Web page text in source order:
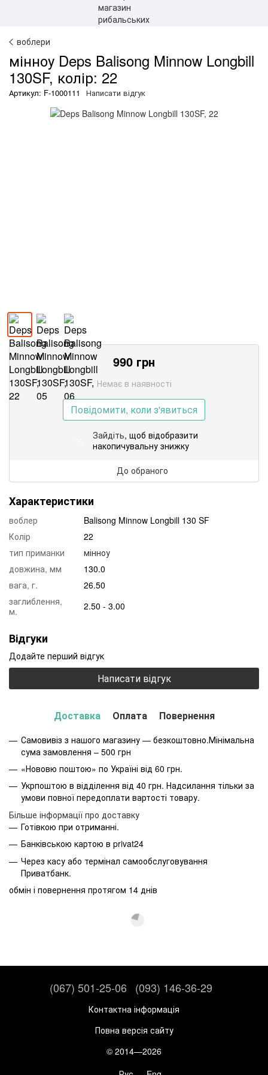
воблери
мінноу Deps Balisong Minnow Longbill
130SF, колір: 22
Артикул: F-1000111 Написати відгук
990 грн
Немає в наявності
Повідомити, коли з'явиться
Зайдіть, щоб відобразити
накопичувальну знижку
До обраного
Характеристики
воблер
Balisong Minnow Longbill 130 SF
Колір
22
тип приманки
мінноу
довжина, мм
130.0
вага, г.
26.50
заглиблення,
м.
2.50 - 3.00
Відгуки
Додайте перший відгук
Написати відгук
Доставка Оплата Повернення
Самовивіз з нашого магазину — безкоштовно.Мінімальна
сума замовлення – 500 грн
«Нововю поштою» по Україні від 60 грн.
Укрпоштою в відділення від 40 грн. Надсилання тільки за
умови повної передоплати вартості товару.
Більше інформації про доставку
Готівкою при отриманні.
Банківською картою в privat24
Через касу або термінал самообслуговування
Приватбанк.
обмін і повернення протягом 14 днів
(067) 501-25-06 (093) 146-36-29
Контактна інформація
Повна версія сайту
© 2014—2026